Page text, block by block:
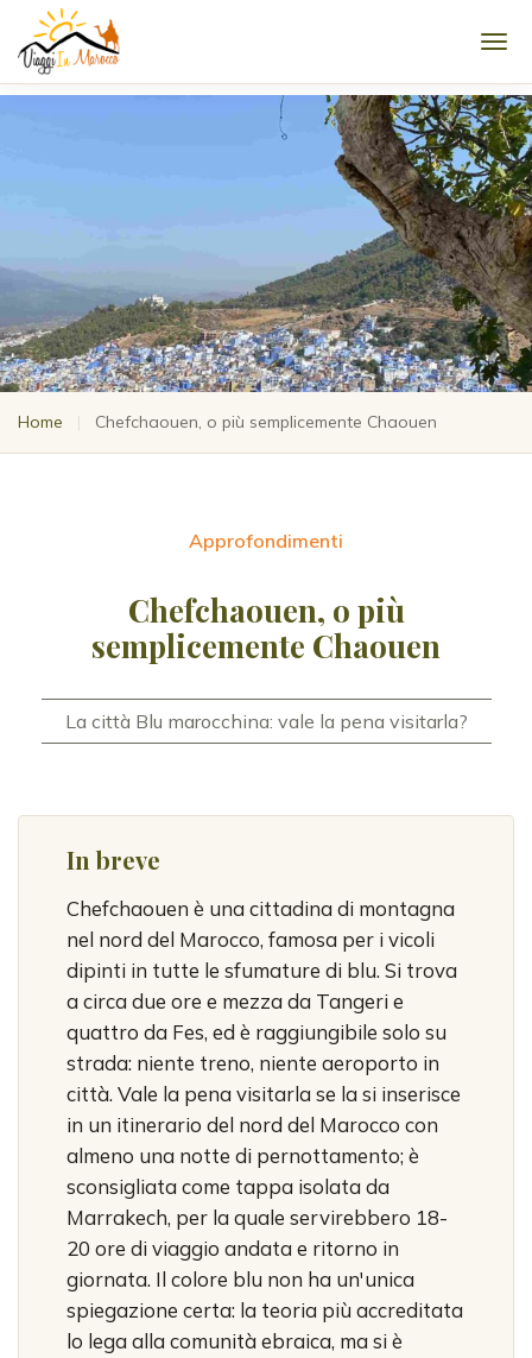
Home | Chefchaouen, o più semplicemente Chaouen
Approfondimenti
Chefchaouen, o più
semplicemente Chaouen
La città Blu marocchina: vale la pena visitarla?
In breve
Chefchaouen è una cittadina di montagna
nel nord del Marocco, famosa per i vicoli
dipinti in tutte le sfumature di blu. Si trova
a circa due ore e mezza da Tangeri e
quattro da Fes, ed è raggiungibile solo su
strada: niente treno, niente aeroporto in
città. Vale la pena visitarla se la si inserisce
in un itinerario del nord del Marocco con
almeno una notte di pernottamento; è
sconsigliata come tappa isolata da
Marrakech, per la quale servirebbero 18-
20 ore di viaggio andata e ritorno in
giornata. Il colore blu non ha un'unica
spiegazione certa: la teoria più accreditata
lo lega alla comunità ebraica, ma si è